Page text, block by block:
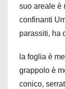
suo areale è
confinanti
parassiti, ha
la foglia è
grappolo è
conico,